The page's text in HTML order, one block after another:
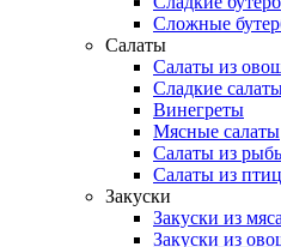
Сложные
Салаты
Салаты из
Сладкие
Винегреты
Мясные салаты
Салаты из
Салаты из
Закуски
Закуски из
Закуски из